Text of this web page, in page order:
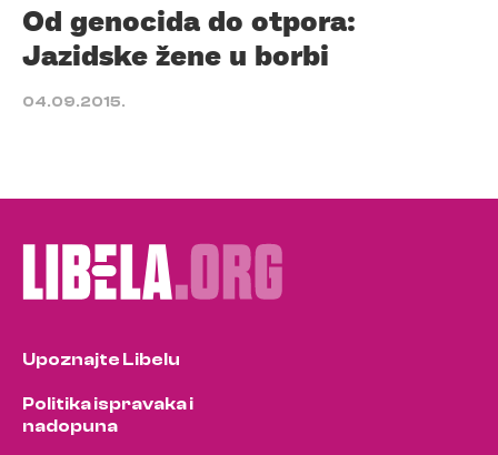
Od genocida do otpora:
Jazidske žene u borbi
04.09.2015.
Upoznajte Libelu
Politika ispravaka i
nadopuna